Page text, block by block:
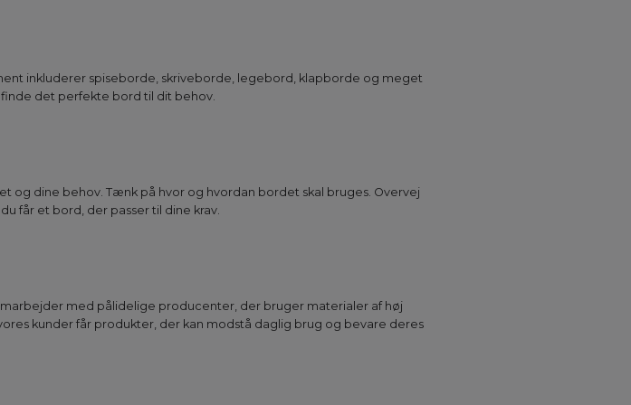
inkluderer spiseborde, skriveborde, legebord, klapborde og meget
finde det perfekte bord til dit behov.
dine behov. Tænk på hvor og hvordan bordet skal bruges. Overvej
får et bord, der passer til dine krav.
med pålidelige producenter, der bruger materialer af høj
kunder får produkter, der kan modstå daglig brug og bevare deres